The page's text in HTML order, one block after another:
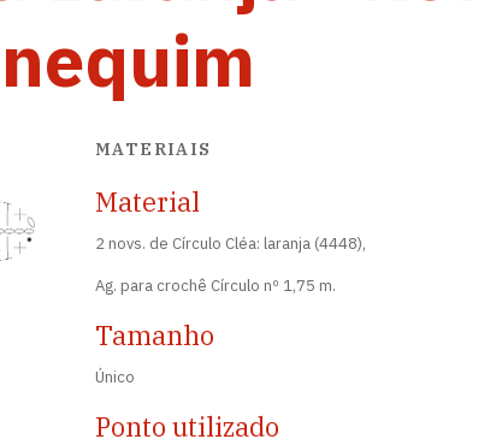
MATERIAIS
Material
2 novs. de Círculo Cléa: laranja (4448),
Ag. para crochê Círculo nº 1,75 m.
Tamanho
Único
Ponto utilizado